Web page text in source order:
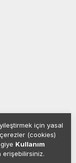
için yasal
(cookies)
Kullanım
erişebilirsiniz.